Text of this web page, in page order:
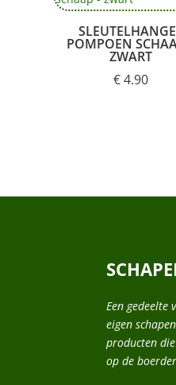
POMPOEN
ZWART
€4.90
Een gedeelte
eigen
producten
op de